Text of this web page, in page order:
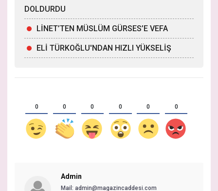
DOLDURDU
LİNET’TEN MÜSLÜM GÜRSES’E VEFA
ELİ TÜRKOĞLU'NDAN HIZLI YÜKSELİŞ
0 0 0 0 0 0
Admin
Mail: admin@magazincaddesi.com